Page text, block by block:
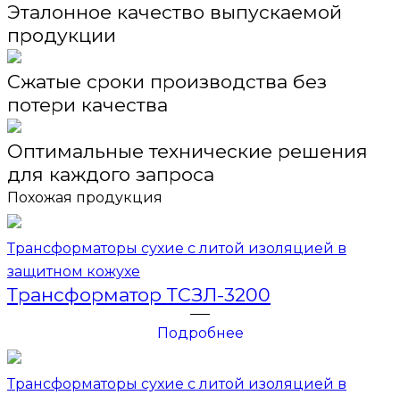
Эталонное качество выпускаемой
продукции
Сжатые сроки производства без
потери качества
Оптимальные технические решения
для каждого запроса
Похожая продукция
Трансформаторы сухие с литой изоляцией в
защитном кожухе
Трансформатор ТСЗЛ-3200
Подробнее
Трансформаторы сухие с литой изоляцией в